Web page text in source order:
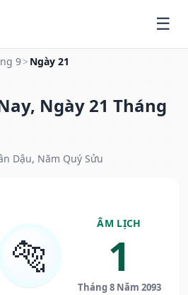
9> Ngày 21
Ngày 21 Tháng
Dậu, Năm Quý Sửu
🐅
ÂM LỊCH
1
Tháng 8 Năm 2093